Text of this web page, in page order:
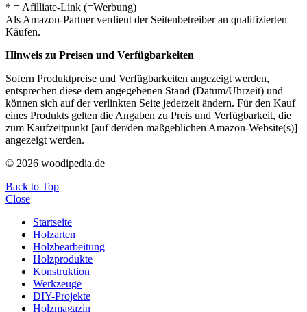
* = Afilliate-Link (=Werbung)
Als Amazon-Partner verdient der Seitenbetreiber an qualifizierten
Käufen.
Hinweis zu Preisen und Verfügbarkeiten
Sofern Produktpreise und Verfügbarkeiten angezeigt werden,
entsprechen diese dem angegebenen Stand (Datum/Uhrzeit) und
können sich auf der verlinkten Seite jederzeit ändern. Für den Kauf
eines Produkts gelten die Angaben zu Preis und Verfügbarkeit, die
zum Kaufzeitpunkt [auf der/den maßgeblichen Amazon-Website(s)]
angezeigt werden.
© 2026 woodipedia.de
Back to Top
Close
Startseite
Holzarten
Holzbearbeitung
Holzprodukte
Konstruktion
Werkzeuge
DIY-Projekte
Holzmagazin